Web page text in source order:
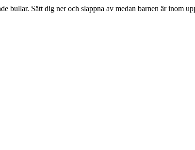
bullar. Sätt dig ner och slappna av medan barnen är inom